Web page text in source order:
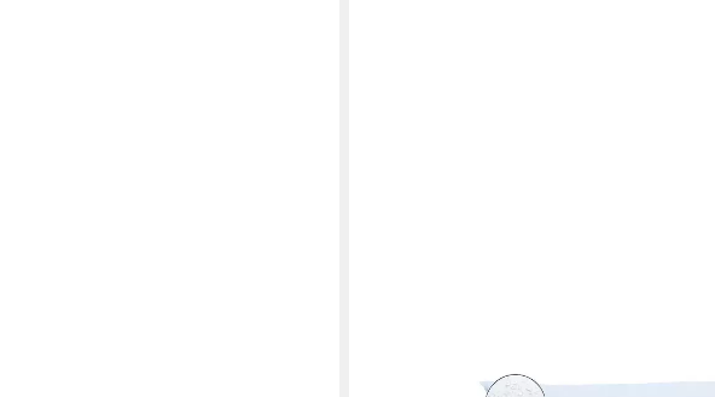
50x50cm, Innen & Außen, Kissen, nur Innlay